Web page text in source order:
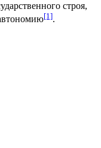
строя,
[1].